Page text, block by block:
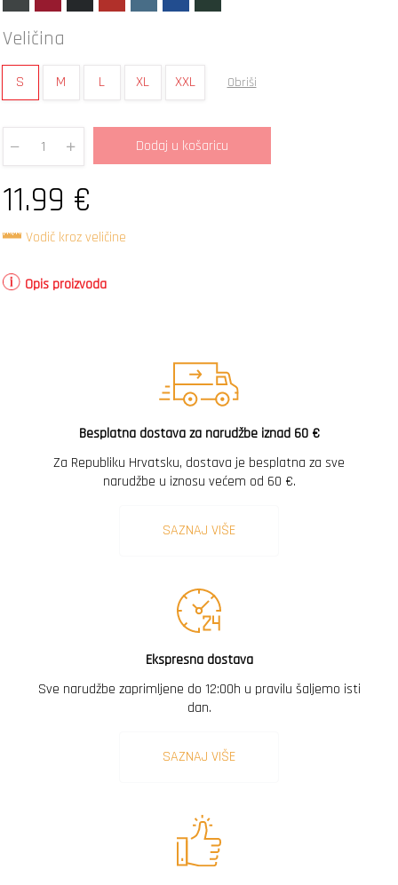
Veličina
S M L XL XXL Obriši
Quantity
Dodaj u košaricu
11.99 €
Vodič kroz veličine
Opis proizvoda
Besplatna dostava za narudžbe iznad 60 €
Za Republiku Hrvatsku, dostava je besplatna za sve
narudžbe u iznosu većem od 60 €.
SAZNAJ VIŠE
Ekspresna dostava
Sve narudžbe zaprimljene do 12:00h u pravilu šaljemo isti
dan.
SAZNAJ VIŠE